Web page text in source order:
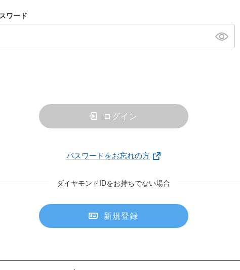
ワード
ログイン
パスワードをお忘れの方
ダイヤモンドIDをお持ちでない場合
新規登録